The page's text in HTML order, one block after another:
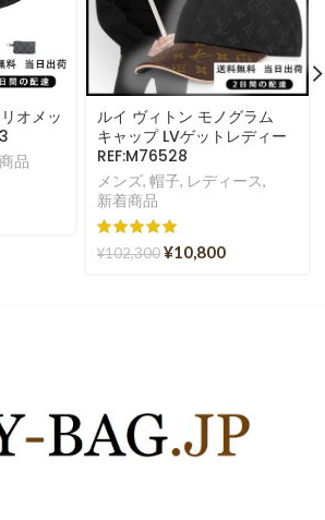
オメッ
品
ルイ ヴィトン モノグラム
キャップ LVゲットレディー
REF:M76528
メンズ, 帽子, レディース,
新着商品
¥102,300¥10,800